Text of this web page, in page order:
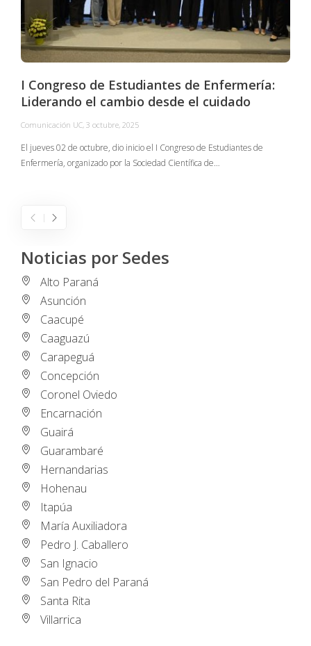
I Congreso de Estudiantes de Enfermería:
Liderando el cambio desde el cuidado
Comunicación UC, 3 octubre, 2025
El jueves 02 de octubre, dio inicio el I Congreso de Estudiantes de
Enfermería, organizado por la Sociedad Científica de…
Noticias por Sedes
Alto Paraná
Asunción
Caacupé
Caaguazú
Carapeguá
Concepción
Coronel Oviedo
Encarnación
Guairá
Guarambaré
Hernandarias
Hohenau
Itapúa
María Auxiliadora
Pedro J. Caballero
San Ignacio
San Pedro del Paraná
Santa Rita
Villarrica